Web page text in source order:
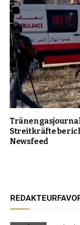
Streitkräfte
Newsfeed